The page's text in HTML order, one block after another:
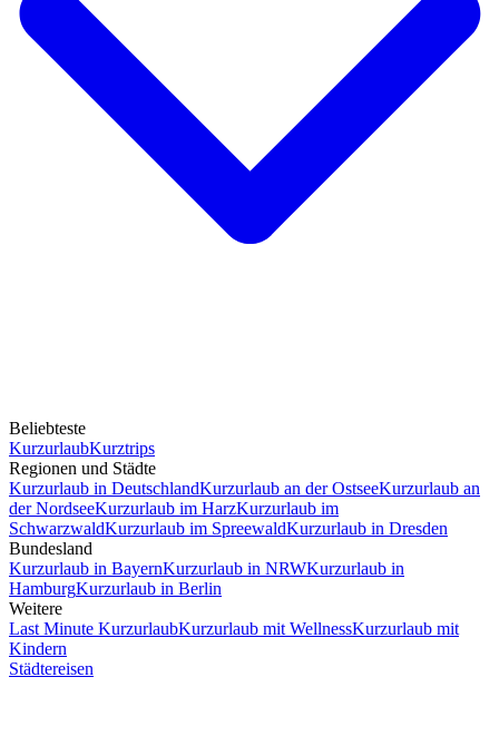
Beliebteste
KurzurlaubKurztrips
Regionen und Städte
Kurzurlaub in DeutschlandKurzurlaub an der OstseeKurzurlaub an
der NordseeKurzurlaub im HarzKurzurlaub im
SchwarzwaldKurzurlaub im SpreewaldKurzurlaub in Dresden
Bundesland
Kurzurlaub in BayernKurzurlaub in NRWKurzurlaub in
HamburgKurzurlaub in Berlin
Weitere
Last Minute KurzurlaubKurzurlaub mit WellnessKurzurlaub mit
Kindern
Städtereisen